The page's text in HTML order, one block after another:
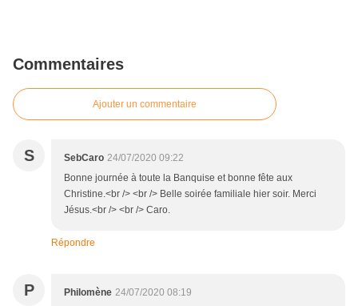
Commentaires
Ajouter un commentaire
S SebCaro 24/07/2020 09:22
Bonne journée à toute la Banquise et bonne fête aux
Christine.<br /> <br /> Belle soirée familiale hier soir. Merci
Jésus.<br /> <br /> Caro.
Répondre
P Philomène 24/07/2020 08:19